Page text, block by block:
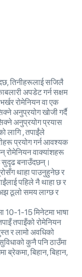
तिनीहरूलाई सजिलै
अपडेट गर्न सक्षम
रोमेनियन वा एक
अनुप्रयोग खोजी गर्दै
अनुप्रयोग प्रयास
लागि , तपाईंले
प्रयोग गर्न आवश्यक
वाक्यांशहरू
सुदृढ बनाउँदछन्।
थाहा पाउनुहुनेछ र
पहिले नै थाहा छ र
अझ ठूलो समय लाग्छ र
10-1-15 मिनेटमा भाषा
तपाइँको रोमेनियन
र लामो अवधिको
कुनै पनि ठाउँमा
ब्रेकमा, बिहान, बिहान,